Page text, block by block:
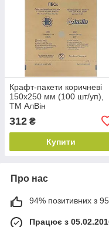
Крафт-пакети коричневі
150х250 мм (100 шт/уп),
ТМ АлВін
312 ₴
Купити
Про нас
94% позитивних з
Працює з